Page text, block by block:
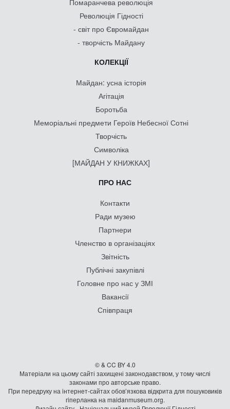
Помаранчева революція
Революція Гідності
- світ про Євромайдан
- творчість Майдану
КОЛЕКЦІЇ
Майдан: усна історія
Агітація
Боротьба
Меморіальні предмети Героїв Небесної Сотні
Творчість
Символіка
[МАЙДАН У КНИЖКАХ]
ПРО НАС
Контакти
Ради музею
Партнери
Членство в організаціях
Звітність
Публічні закупівлі
Головне про нас у ЗМІ
Вакансії
Співпраця
© & CC BY 4.0
Матеріали на цьому сайті захищені законодавством, у тому числі
законами про авторське право.
При передруку на iнтернет-сайтах обов’язкова відкрита для пошуковиків
гiперланка на maidanmuseum.org.